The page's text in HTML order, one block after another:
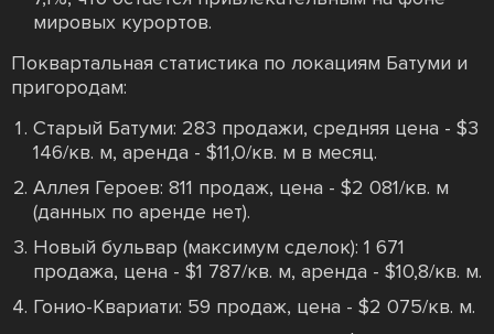
мировых курортов.
Поквартальная статистика по локациям Батуми и
пригородам:
Старый Батуми: 283 продажи, средняя цена - $3
146/кв. м, аренда - $11,0/кв. м в месяц.
Аллея Героев: 811 продаж, цена - $2 081/кв. м
(данных по аренде нет).
Новый бульвар (максимум сделок): 1 671
продажа, цена - $1 787/кв. м, аренда - $10,8/кв. м.
Гонио-Квариати: 59 продаж, цена - $2 075/кв. м.